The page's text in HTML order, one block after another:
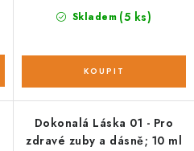
Skladem (5 ks)
Dokonalá Láska 01 - Pro
zdravé zuby a dásně; 10 ml